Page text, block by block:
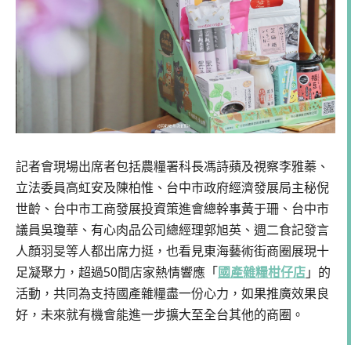
記者會現場出席者包括農糧署科長馮詩蘋及視察李雅蓁、
立法委員高虹安及陳柏惟、台中市政府經濟發展局主秘倪
世齡、台中市工商發展投資策進會總幹事黃于珊、台中市
議員吳瓊華、有心肉品公司總經理郭旭英、週二食記發言
人顏羽旻等人都出席力挺，也看見東海藝術街商圈展現十
足凝聚力，超過50間店家熱情響應「國產雜糧柑仔店」的
活動，共同為支持國產雜糧盡一份心力，如果推廣效果良
好，未來就有機會能進一步擴大至全台其他的商圈。